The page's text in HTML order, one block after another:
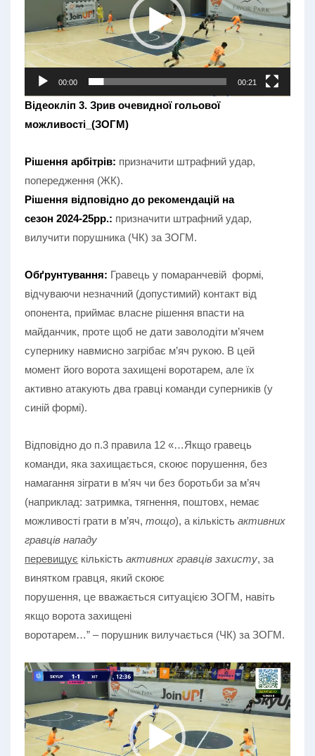
00:00 00:21
Відеокліп 3. Зрив очевидної гольової
можливості_(ЗОГМ)
Рішення арбітрів: призначити штрафний удар,
попередження (ЖК).
Рішення відповідно до рекомендацій на
сезон 2024-25рр.: призначити штрафний удар,
вилучити порушника (ЧК) за ЗОГМ.
Обґрунтування: Гравець у помаранчевій формі,
відчуваючи незначний (допустимий) контакт від
опонента, приймає власне рішення впасти на
майданчик, проте щоб не дати заволодіти м’ячем
супернику навмисно загрібає м’яч рукою. В цей
момент його ворота захищені воротарем, але їх
активно атакують два гравці команди суперників (у
синій формі).
Відповідно до п.3 правила 12 «…Якщо гравець
команди, яка захищається, скоює порушення, без
намагання зіграти в м’яч чи без боротьби за м’яч
(наприклад: затримка, тягнення, поштовх, немає
можливості грати в м’яч, тощо), а кількість активних
гравців нападу
перевищує кількість активних гравців захисту, за
винятком гравця, який скоює
порушення, це вважається ситуацією ЗОГМ, навіть
якщо ворота захищені
воротарем…” – порушник вилучається (ЧК) за ЗОГМ.
Відеопрогравач